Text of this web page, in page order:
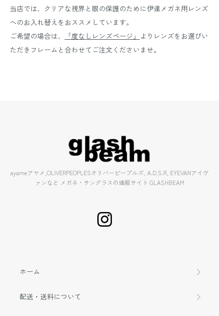
当店では、クリアな視界と眼の保護のために伊達メガネ用レンズ
へのお入れ替えをおススメしています。
ご希望の場合は、
「度なしレンズページ」 よりレンズをお選びい
ただきフレームと合わせてご注文くださいませ。
ayameアヤメ,OLIVERPEOPLESオリバーピープルズ, A.D.S.R, EYEVANアイヴ
ァンなど メガネ・サングラスの通販サイト GLASHBEAM
ホーム
配送・送料について